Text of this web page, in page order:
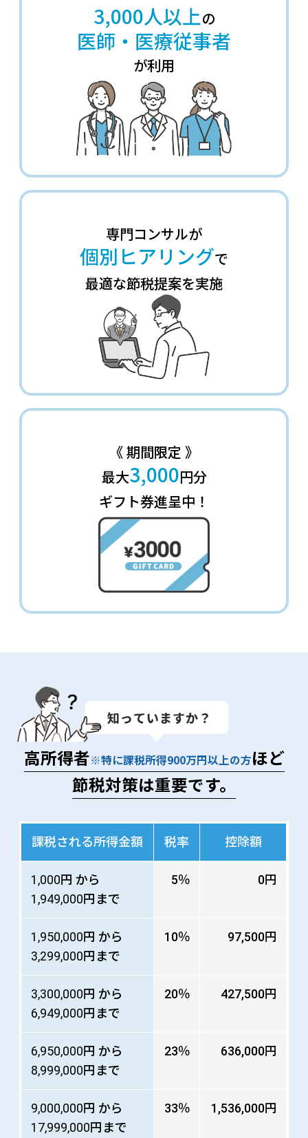
3,000人以上の
医師・医療従事者
が利用
専門コンサルが
個別ヒアリングで
最適な節税提案を実施
《 期間限定 》
最大3,000円分
ギフト券進呈中！
高所得者※特に課税所得900万円以上の方ほど
節税対策は重要です。
課税される所得金額 税率 控除額
1,000円 から
1,949,000円まで
5％ 0円
1,950,000円 から
3,299,000円まで
10％ 97,500円
3,300,000円 から
6,949,000円まで
20％ 427,500円
6,950,000円 から
8,999,000円まで
23％ 636,000円
9,000,000円 から
17,999,000円まで
33％ 1,536,000円